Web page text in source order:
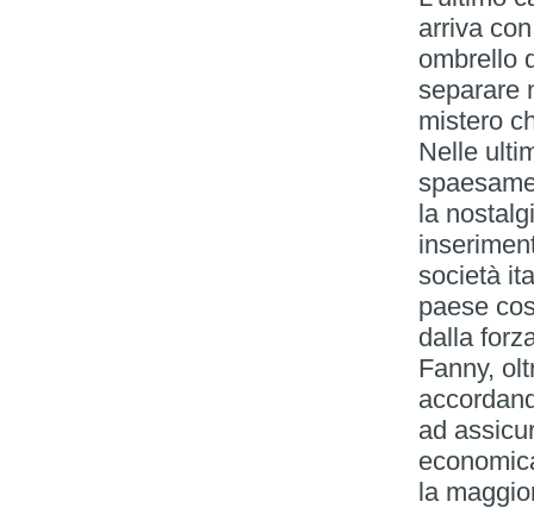
arriva
ombrello
separare
mistero
Nelle
la
società
paese
dalla
Fanny,
ad
la